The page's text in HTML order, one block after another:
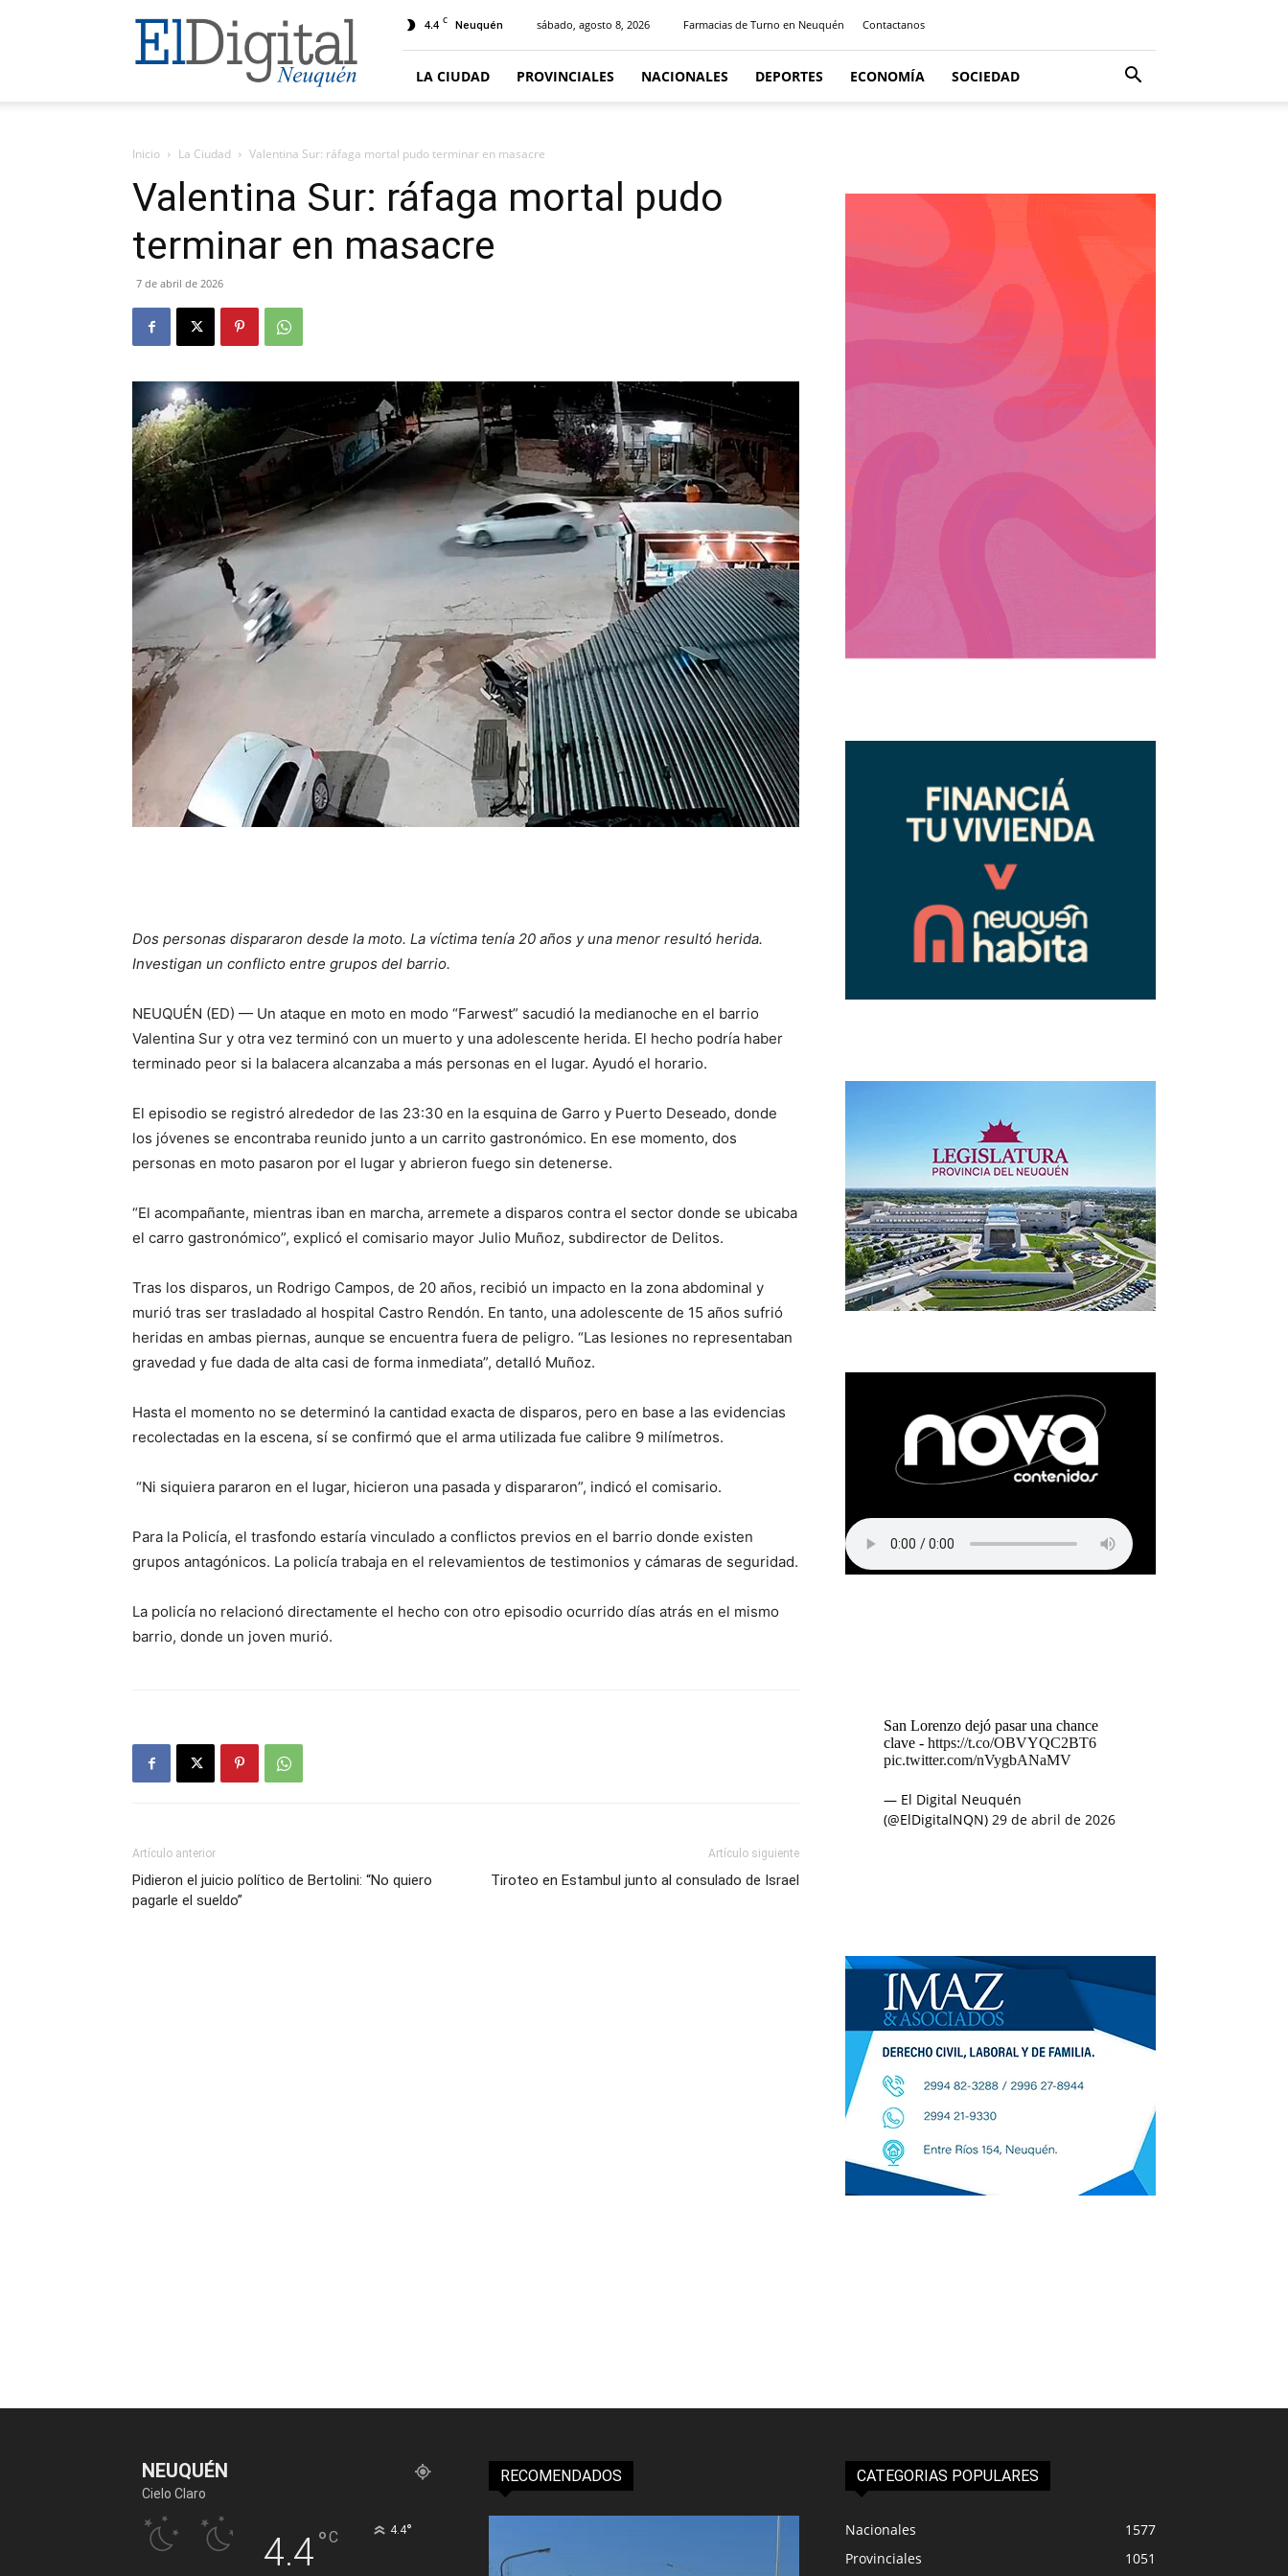
El
Digital
Neuquen
4.4 C Neuquén sábado, agosto 8, 2026 Farmacias de Turno en Neuquén Contactanos
LA CIUDAD PROVINCIALES NACIONALES DEPORTES ECONOMÍA SOCIEDAD
Inicio La Ciudad Valentina Sur: ráfaga mortal pudo terminar en masacre
Valentina Sur: ráfaga mortal pudo
terminar en masacre
7 de abril de 2026
Dos personas dispararon desde la moto. La víctima tenía 20 años y una menor resultó herida.
Investigan un conflicto entre grupos del barrio.
NEUQUÉN (ED) — Un ataque en moto en modo “Farwest” sacudió la medianoche en el barrio
Valentina Sur y otra vez terminó con un muerto y una adolescente herida. El hecho podría haber
terminado peor si la balacera alcanzaba a más personas en el lugar. Ayudó el horario.
El episodio se registró alrededor de las 23:30 en la esquina de Garro y Puerto Deseado, donde
los jóvenes se encontraba reunido junto a un carrito gastronómico. En ese momento, dos
personas en moto pasaron por el lugar y abrieron fuego sin detenerse.
“El acompañante, mientras iban en marcha, arremete a disparos contra el sector donde se ubicaba
el carro gastronómico”, explicó el comisario mayor Julio Muñoz, subdirector de Delitos.
Tras los disparos, un Rodrigo Campos, de 20 años, recibió un impacto en la zona abdominal y
murió tras ser trasladado al hospital Castro Rendón. En tanto, una adolescente de 15 años sufrió
heridas en ambas piernas, aunque se encuentra fuera de peligro. “Las lesiones no representaban
gravedad y fue dada de alta casi de forma inmediata”, detalló Muñoz.
Hasta el momento no se determinó la cantidad exacta de disparos, pero en base a las evidencias
recolectadas en la escena, sí se confirmó que el arma utilizada fue calibre 9 milímetros.
“Ni siquiera pararon en el lugar, hicieron una pasada y dispararon”, indicó el comisario.
Para la Policía, el trasfondo estaría vinculado a conflictos previos en el barrio donde existen
grupos antagónicos. La policía trabaja en el relevamientos de testimonios y cámaras de seguridad.
La policía no relacionó directamente el hecho con otro episodio ocurrido días atrás en el mismo
barrio, donde un joven murió.
Artículo anterior
Pidieron el juicio político de Bertolini: “No quiero
pagarle el sueldo”
Artículo siguiente
Tiroteo en Estambul junto al consulado de Israel
San Lorenzo dejó pasar una chance
clave - https://t.co/OBVYQC2BT6
pic.twitter.com/nVygbANaMV
— El Digital Neuquén
(@ElDigitalNQN) 29 de abril de 2026
NEUQUÉN
Cielo Claro
4.4°C 4.4°
RECOMENDADOS CATEGORIAS POPULARES
Nacionales
1577
Provinciales
1051